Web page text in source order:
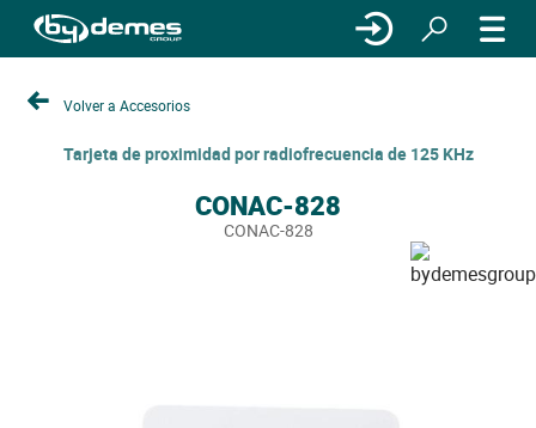
Volver a Accesorios
Tarjeta de proximidad por radiofrecuencia de 125 KHz
CONAC-828
CONAC-828